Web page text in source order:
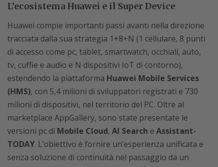
L’ecosistema Huawei e il Super Device
Huawei compie importanti passi avanti nella direzione
tracciata dalla sua strategia 1+8+N (1 cellulare, 8 punti
di accesso come pc, tablet, smartwatch, occhiali, auto,
tv, cuffie e audio e N dispositivi IoT di contorno),
estendendo la piattaforma Huawei Mobile Services
(HMS), con 5,4 milioni di sviluppatori registrati e 730
milioni di dispositivi, nel territorio del PC. Oltre al
marketplace AppGallery, sono state presentate le
versioni pc di Mobile Cloud, AI Search e Assistant-
TODAY. L’obiettivo è fornire un’esperienza unificata e
senza soluzione di continuità nel passaggio da un